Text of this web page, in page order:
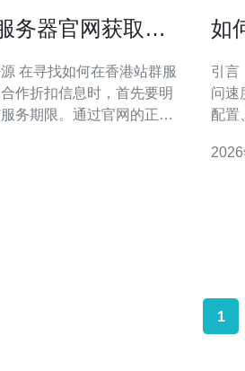
务器官网获取优
服
作折扣信息时，首先要明
务期限。通过官网的正式
助企业在香港区域稳妥争
如
引言
问速
配置
的前提
1